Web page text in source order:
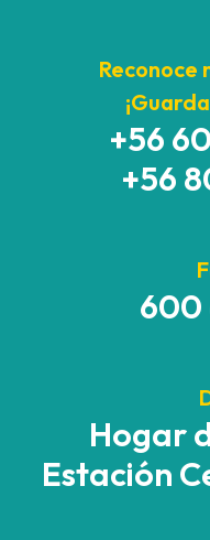
Reconoce
+56
+56
600
Hogar
Estación